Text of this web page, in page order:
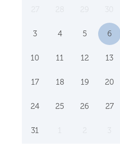
3 4 5 6
10 11 12 13
17 18 19 20
24 25 26 27
31